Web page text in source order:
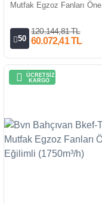
Mutfak Egzoz Fanları Öne
50
120.144,81 TL
60.072,41 TL
ÜCRETSİZ
KARGO